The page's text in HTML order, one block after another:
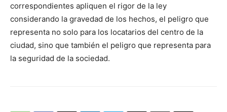
correspondientes apliquen el rigor de la ley
considerando la gravedad de los hechos, el peligro que
representa no solo para los locatarios del centro de la
ciudad, sino que también el peligro que representa para
la seguridad de la sociedad.